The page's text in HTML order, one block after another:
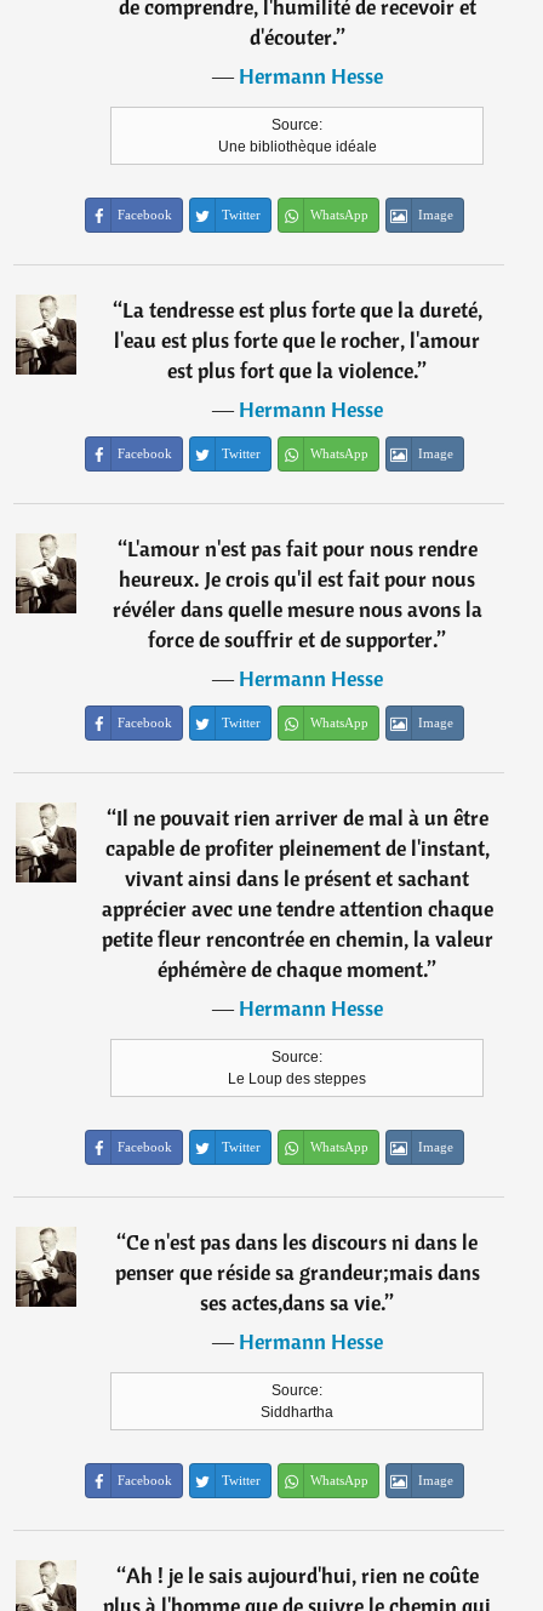
de comprendre, l'humilité de recevoir et
d'écouter.”
―Hermann Hesse
Source:
Une bibliothèque idéale
Facebook Twitter WhatsApp Image
“La tendresse est plus forte que la dureté,
l'eau est plus forte que le rocher, l'amour
est plus fort que la violence.”
―Hermann Hesse
Facebook Twitter WhatsApp Image
“L'amour n'est pas fait pour nous rendre
heureux. Je crois qu'il est fait pour nous
révéler dans quelle mesure nous avons la
force de souffrir et de supporter.”
―Hermann Hesse
Facebook Twitter WhatsApp Image
“Il ne pouvait rien arriver de mal à un être
capable de profiter pleinement de l'instant,
vivant ainsi dans le présent et sachant
apprécier avec une tendre attention chaque
petite fleur rencontrée en chemin, la valeur
éphémère de chaque moment.”
―Hermann Hesse
Source:
Le Loup des steppes
Facebook Twitter WhatsApp Image
“Ce n'est pas dans les discours ni dans le
penser que réside sa grandeur;mais dans
ses actes,dans sa vie.”
―Hermann Hesse
Source:
Siddhartha
Facebook Twitter WhatsApp Image
“Ah ! je le sais aujourd'hui, rien ne coûte